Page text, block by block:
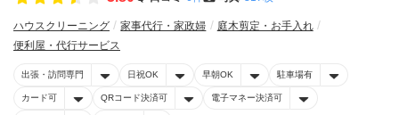
ハウスクリーニング 家事代行・家政婦
庭木剪定・お手入れ
便利屋・代行サービス
出張・訪問専門 日祝OK 早朝OK 駐車場有
カード可 QRコード決済可 電子マネー決済可